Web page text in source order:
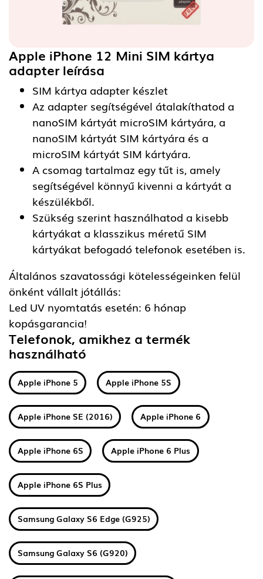
Apple iPhone 12 Mini SIM kártya
adapterleírása
SIM kártya adapter készlet
Az adapter segítségével átalakíthatod a
nanoSIM kártyát microSIM kártyára, a
nanoSIM kártyát SIM kártyára és a
microSIM kártyát SIM kártyára.
A csomag tartalmaz egy tűt is, amely
segítségével könnyű kivenni a kártyát a
készülékből.
Szükség szerint használhatod a kisebb
kártyákat a klasszikus méretű SIM
kártyákat befogadó telefonok esetében is.
Általános szavatossági kötelességeinken felül
önként vállalt jótállás:
Led UV nyomtatás esetén: 6 hónap
kopásgarancia!
Telefonok, amikhez a termék
használható
Apple iPhone 5 Apple iPhone 5S
Apple iPhone SE (2016) Apple iPhone 6
Apple iPhone 6S Apple iPhone 6 Plus
Apple iPhone 6S Plus
Samsung Galaxy S6 Edge (G925)
Samsung Galaxy S6 (G920)